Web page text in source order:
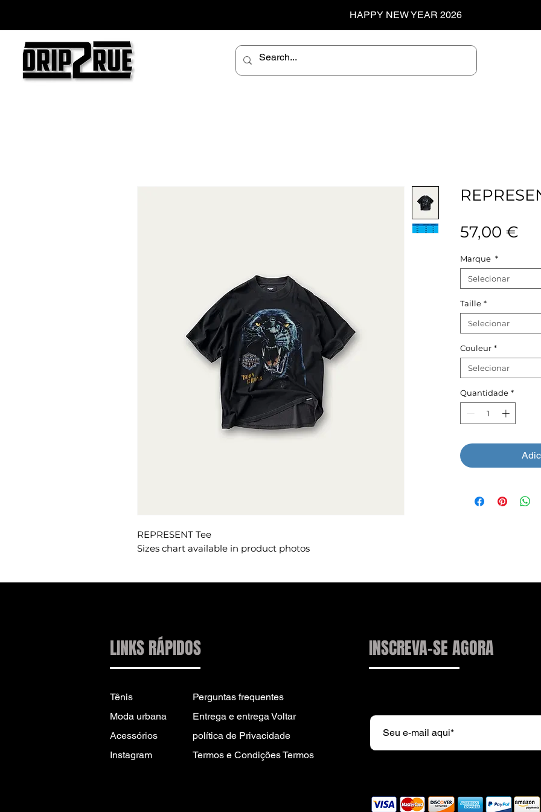
HAPPY NEW YEAR 2026
REPRESENT Tee
Sizes chart available in product photos
57,00 €
Marque *
Selecionar
Taille *
Selecionar
Couleur *
Selecionar
Quantidade *
LINKS RÁPIDOS
Tênis
Moda urbana
Acessórios
Instagram
Perguntas frequentes
Entrega e entrega Voltar
política de Privacidade
Termos e Condições Termos
INSCREVA-SE AGORA